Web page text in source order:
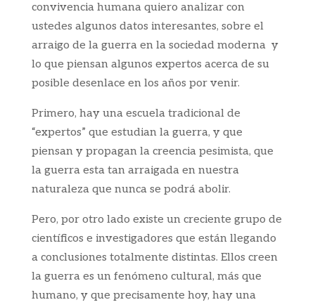
convivencia humana quiero analizar con
ustedes algunos datos interesantes, sobre el
arraigo de la guerra en la sociedad moderna y
lo que piensan algunos expertos acerca de su
posible desenlace en los años por venir.
Primero, hay una escuela tradicional de
“expertos” que estudian la guerra, y que
piensan y propagan la creencia pesimista, que
la guerra esta tan arraigada en nuestra
naturaleza que nunca se podrá abolir.
Pero, por otro lado existe un creciente grupo de
científicos e investigadores que están llegando
a conclusiones totalmente distintas. Ellos creen
la guerra es un fenómeno cultural, más que
humano, y que precisamente hoy, hay una